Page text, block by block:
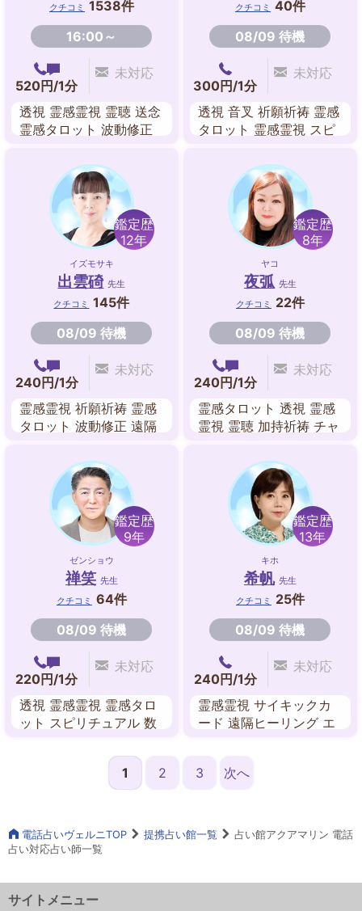
クチコミ 1538件
16:00～
520円/1分
未対応
透視 霊感霊視 霊聴 送念
霊感タロット 波動修正
クチコミ 40件
08/09 待機
300円/1分
未対応
透視 音叉 祈願祈祷 霊感
タロット 霊感霊視 スピ
グ 遠隔ヒーリング
鑑定歴
12年
イズモサキ
出雲碕 先生
クチコミ
145件
08/09 待機
240円/1分
未対応
霊感霊視 祈願祈祷 霊感
タロット 波動修正 遠隔
ワーク スピリチュアル
鑑定歴
8年
ヤコ
夜弧 先生
クチコミ
22件
08/09 待機
240円/1分
未対応
霊感タロット 透視 霊感
霊視 霊聴 加持祈祷 チャ
ヒーリング
鑑定歴
9年
ゼンショウ
禅笑 先生
クチコミ 64件
08/09 待機
220円/1分
未対応
透視 霊感霊視 霊感タロ
ット スピリチュアル 数
鑑定歴
13年
キホ
希帆 先生
クチコミ
25件
08/09 待機
240円/1分
未対応
霊感霊視 サイキックカ
ード 遠隔ヒーリング エ
エネルギーワーク レイ
1 2 3 次へ
電話占いヴェルニTOP 提携占い館一覧
占い館アクアマリン 電話
占い対応占い師一覧
サイトメニュー